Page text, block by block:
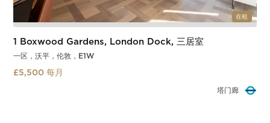
在租
1 Boxwood Gardens, London Dock, 三居室
一区，沃平，伦敦，E1W
£5,500 每月
塔门廊